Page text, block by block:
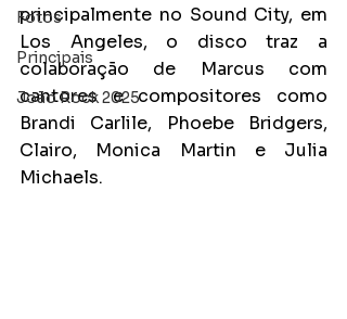
Fotos
Principais
João Rock 2025
principalmente no Sound City, em
Los Angeles, o disco traz a
colaboração de Marcus com
cantores e compositores como
Brandi Carlile, Phoebe Bridgers,
Clairo, Monica Martin e Julia
Michaels.